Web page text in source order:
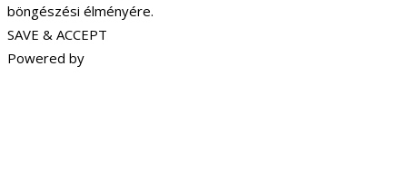
böngészési élményére.
SAVE & ACCEPT
Powered by